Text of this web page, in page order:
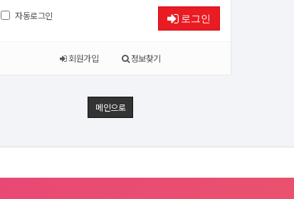
자동로그인 로그인
회원가입 정보찾기
메인으로